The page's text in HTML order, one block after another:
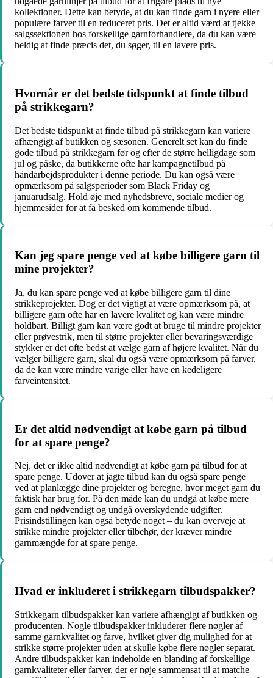
kollektioner. Dette kan betyde, at du kan finde garn i nyere eller
populære farver til en reduceret pris. Det er altid værd at tjekke
salgssektionen hos forskellige garnforhandlere, da du kan være
heldig at finde præcis det, du søger, til en lavere pris.
Hvornår er det bedste tidspunkt at finde tilbud
på strikkegarn?
Det bedste tidspunkt at finde tilbud på strikkegarn kan variere
afhængigt af butikken og sæsonen. Generelt set kan du finde
gode tilbud på strikkegarn før og efter de større helligdage som
jul og påske, da butikkerne ofte har kampagnetilbud på
håndarbejdsprodukter i denne periode. Du kan også være
opmærksom på salgsperioder som Black Friday og
januarudsalg. Hold øje med nyhedsbreve, sociale medier og
hjemmesider for at få besked om kommende tilbud.
Kan jeg spare penge ved at købe billigere garn til
mine projekter?
Ja, du kan spare penge ved at købe billigere garn til dine
strikkeprojekter. Dog er det vigtigt at være opmærksom på, at
billigere garn ofte har en lavere kvalitet og kan være mindre
holdbart. Billigt garn kan være godt at bruge til mindre projekter
eller prøvestrik, men til større projekter eller bevaringsværdige
stykker er det ofte bedst at vælge garn af højere kvalitet. Når du
vælger billigere garn, skal du også være opmærksom på farver,
da de kan være mindre varige eller have en kedeligere
farveintensitet.
Er det altid nødvendigt at købe garn på tilbud
for at spare penge?
Nej, det er ikke altid nødvendigt at købe garn på tilbud for at
spare penge. Udover at jagte tilbud kan du også spare penge
ved at planlægge dine projekter og beregne, hvor meget garn du
faktisk har brug for. På den måde kan du undgå at købe mere
garn end nødvendigt og undgå overskydende udgifter.
Prisindstillingen kan også betyde noget – du kan overveje at
strikke mindre projekter eller tilbehør, der kræver mindre
garnmængde for at spare penge.
Hvad er inkluderet i strikkegarn tilbudspakker?
Strikkegarn tilbudspakker kan variere afhængigt af butikken og
producenten. Nogle tilbudspakker inkluderer flere nøgler af
samme garnkvalitet og farve, hvilket giver dig mulighed for at
strikke større projekter uden at skulle købe flere nøgler separat.
Andre tilbudspakker kan indeholde en blanding af forskellige
garnkvaliteter eller farver, der er nøje sammensat til at matche